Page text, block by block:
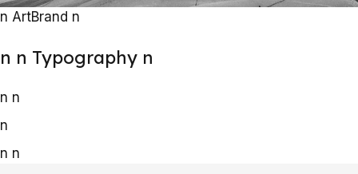
n ArtBrand n
n n Typography n
n n
n
n n